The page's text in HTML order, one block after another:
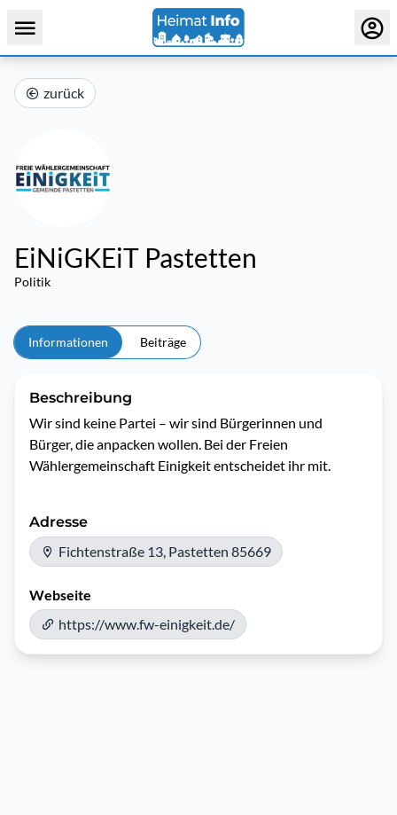
zurück
EiNiGKEiT Pastetten
Politik
Informationen Beiträge
Beschreibung
Wir sind keine Partei – wir sind Bürgerinnen und
Bürger, die anpacken wollen. Bei der Freien
Wählergemeinschaft Einigkeit entscheidet ihr mit.
Adresse
Fichtenstraße 13, Pastetten 85669
Webseite
https://www.fw-einigkeit.de/